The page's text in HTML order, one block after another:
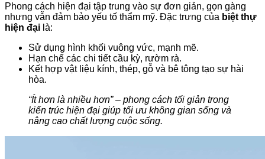
Phong cách hiện đại tập trung vào sự đơn giản, gọn gàng
nhưng vẫn đảm bảo yếu tố thẩm mỹ. Đặc trưng của biệt thự
hiện đại là:
Sử dụng hình khối vuông vức, mạnh mẽ.
Hạn chế các chi tiết cầu kỳ, rườm rà.
Kết hợp vật liệu kính, thép, gỗ và bê tông tạo sự hài
hòa.
“Ít hơn là nhiều hơn” – phong cách tối giản trong
kiến trúc hiện đại giúp tối ưu không gian sống và
nâng cao chất lượng cuộc sống.